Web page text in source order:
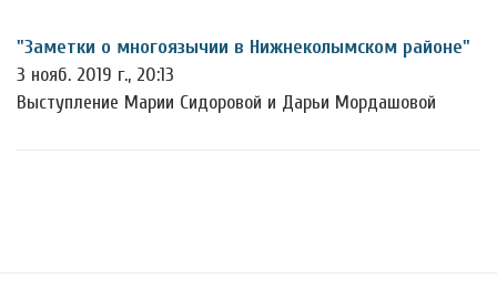
"Заметки о многоязычии в Нижнеколымском районе"
3 нояб. 2019 г., 20:13
Выступление Марии Сидоровой и Дарьи Мордашовой